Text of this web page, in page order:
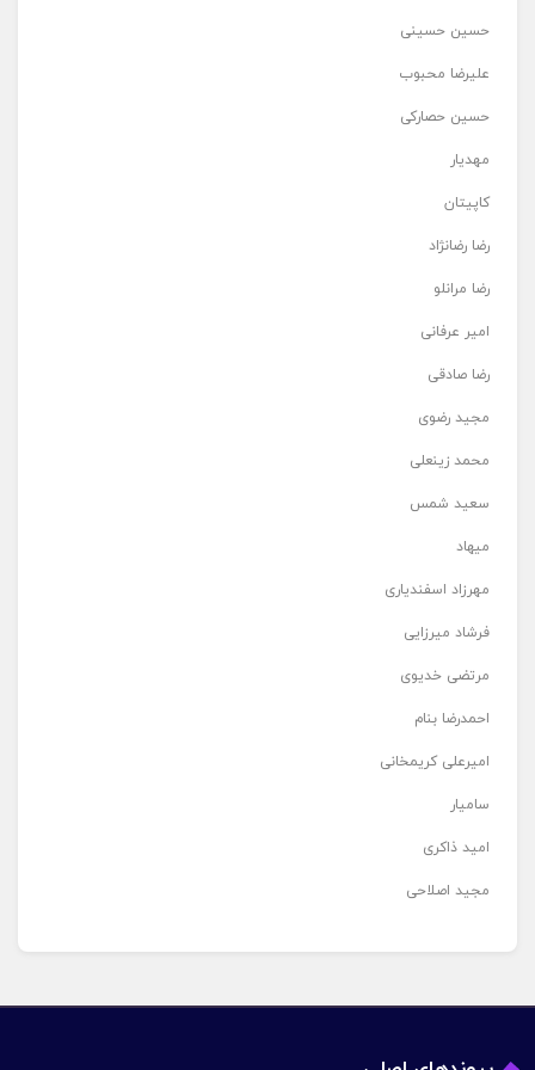
حسین حسینی
علیرضا محبوب
حسین حصارکی
مهدیار
کاپیتان
رضا رضانژاد
رضا مرانلو
امیر عرفانی
رضا صادقی
مجید رضوی
محمد زینعلی
سعید شمس
میهاد
مهرزاد اسفندیاری
فرشاد میرزایی
مرتضی خدیوی
احمدرضا بنام
امیرعلی کریمخانی
سامیار
امید ذاکری
مجید اصلاحی